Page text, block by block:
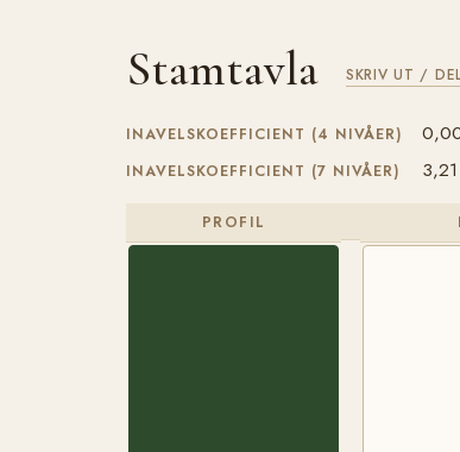
Stamtavla SKRIV UT /
INAVELSKOEFFICIENT (4 NIVÅER)
INAVELSKOEFFICIENT (7 NIVÅER)
PROFIL